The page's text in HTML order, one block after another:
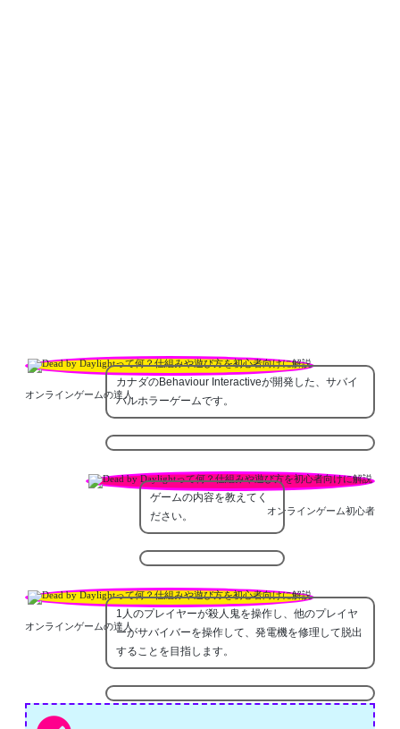
オンラインゲームの達人
カナダのBehaviour Interactiveが開発した、サバイ
バルホラーゲームです。
オンラインゲーム初心者
ゲームの内容を教えてく
ださい。
オンラインゲームの達人
1人のプレイヤーが殺人鬼を操作し、他のプレイヤ
ーがサバイバーを操作して、発電機を修理して脱出
することを目指します。